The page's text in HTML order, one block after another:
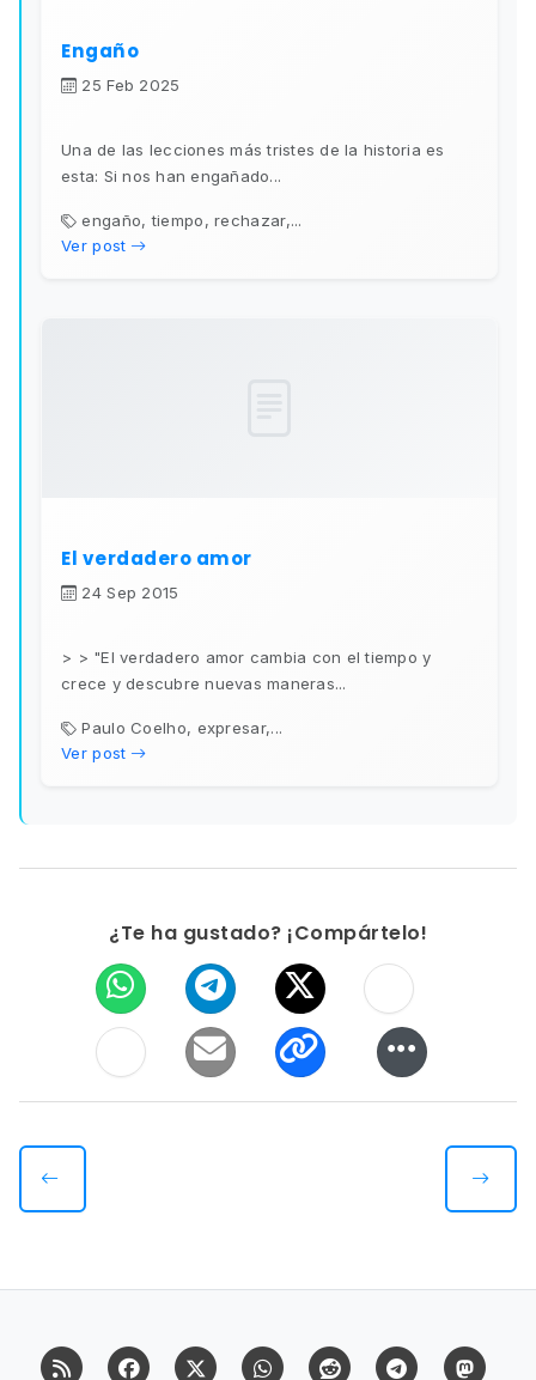
Engaño
25 Feb 2025
Una de las lecciones más tristes de la historia es
esta: Si nos han engañado...
engaño, tiempo, rechazar,...
Ver post
El verdadero amor
24 Sep 2015
> > "El verdadero amor cambia con el tiempo y
crece y descubre nuevas maneras...
Paulo Coelho, expresar,...
Ver post
¿Te ha gustado? ¡Compártelo!
RSS FacebookX (Twitter)Whatsapp Reddit Telegram